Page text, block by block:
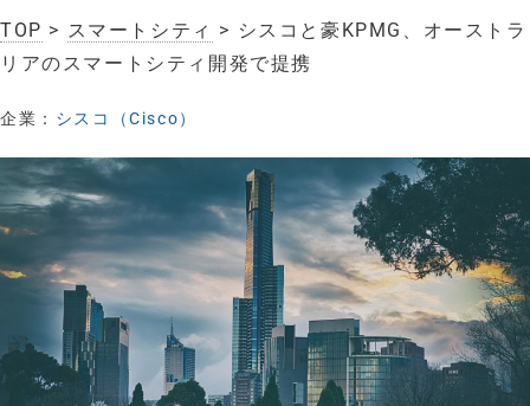
TOP > スマートシティ > シスコと豪KPMG、オーストラ
リアのスマートシティ開発で提携
企業： シスコ（Cisco）